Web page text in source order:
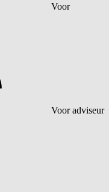
Voor
Voor adviseur